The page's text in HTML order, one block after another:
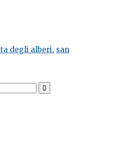
degli alberi, san